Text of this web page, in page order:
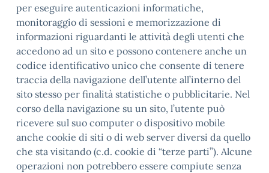
per eseguire autenticazioni informatiche,
monitoraggio di sessioni e memorizzazione di
informazioni riguardanti le attività degli utenti che
accedono ad un sito e possono contenere anche un
codice identificativo unico che consente di tenere
traccia della navigazione dell’utente all’interno del
sito stesso per finalità statistiche o pubblicitarie. Nel
corso della navigazione su un sito, l’utente può
ricevere sul suo computer o dispositivo mobile
anche cookie di siti o di web server diversi da quello
che sta visitando (c.d. cookie di “terze parti”). Alcune
operazioni non potrebbero essere compiute senza